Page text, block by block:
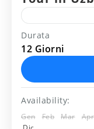
ITINERARIO
Tashkent -
Marghilan -
Shakhrisabz
Uzbekistan
Medium
Durata
12 Giorni
Availability:
Gen Feb Mar Apr